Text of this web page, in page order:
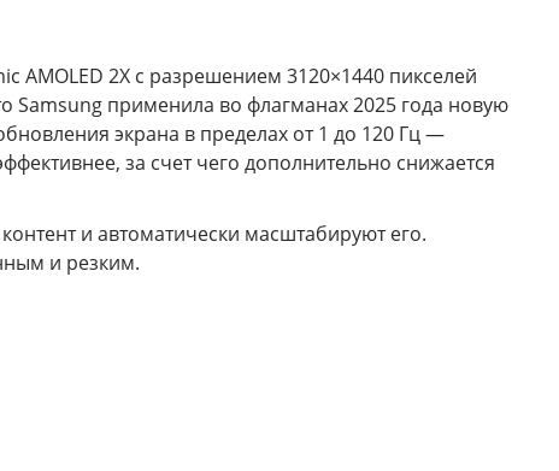
AMOLED 2X с разрешением 3120×1440 пикселей
Samsung применила во флагманах 2025 года новую
экрана в пределах от 1 до 120 Гц —
за счет чего дополнительно снижается
и автоматически масштабируют его.
и резким.